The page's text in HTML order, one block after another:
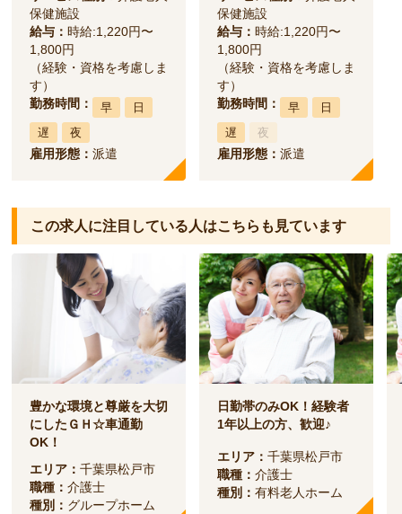
保健施設
給与：時給:1,220円〜
1,800円
（経験・資格を考慮しま
す）
勤務時間：
早
日
遅
夜
雇用形態：派遣
保健施設
給与：時給:1,220円〜
1,800円
（経験・資格を考慮しま
す）
勤務時間：
早
日
遅
夜
雇用形態：派遣
この求人に注目している人はこちらも見ています
豊かな環境と尊厳を大切
にしたＧＨ☆車通勤
OK！
エリア：千葉県松戸市
職種：介護士
種別： グループホーム
日勤帯のみOK！経験者
1年以上の方、歓迎♪
エリア：千葉県松戸市
職種：介護士
種別：有料老人ホーム